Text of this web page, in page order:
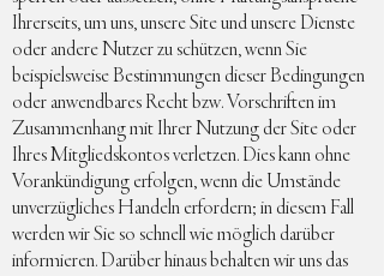
Ihrerseits, um uns, unsere Site und unsere Dienste
oder andere Nutzer zu schützen, wenn Sie
beispielsweise Bestimmungen dieser Bedingungen
oder anwendbares Recht bzw. Vorschriften im
Zusammenhang mit Ihrer Nutzung der Site oder
Ihres Mitgliedskontos verletzen. Dies kann ohne
Vorankündigung erfolgen, wenn die Umstände
unverzügliches Handeln erfordern; in diesem Fall
werden wir Sie so schnell wie möglich darüber
informieren. Darüber hinaus behalten wir uns das